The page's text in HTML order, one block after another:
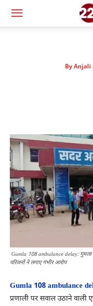
By Anjali
Gumla 108 ambulance delay: गुमला
परिजनों ने लगाए गंभीर आरोप
Gumla 108 ambulance
प्रणाली पर सवाल उठाने